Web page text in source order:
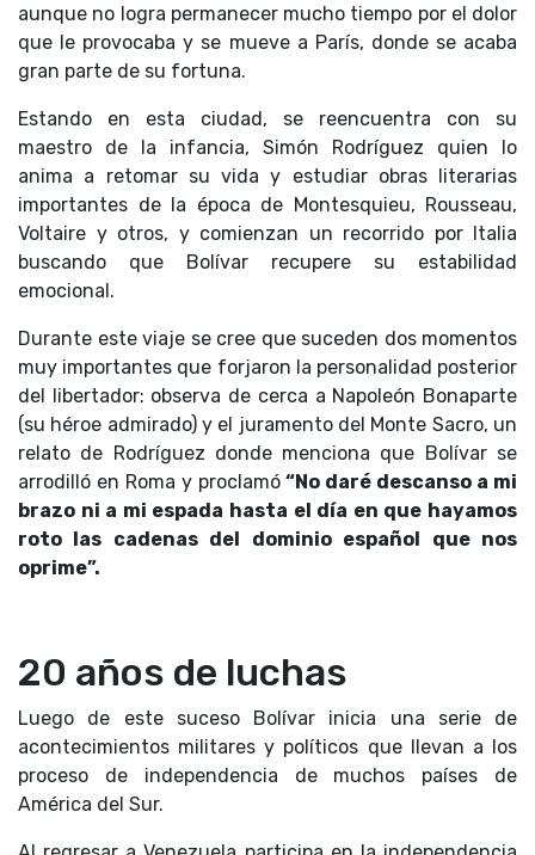
aunque no logra permanecer mucho tiempo por el dolor
que le provocaba y se mueve a París, donde se acaba
gran parte de su fortuna.
Estando en esta ciudad, se reencuentra con su
maestro de la infancia, Simón Rodríguez quien lo
anima a retomar su vida y estudiar obras literarias
importantes de la época de Montesquieu, Rousseau,
Voltaire y otros, y comienzan un recorrido por Italia
buscando que Bolívar recupere su estabilidad
emocional.
Durante este viaje se cree que suceden dos momentos
muy importantes que forjaron la personalidad posterior
del libertador: observa de cerca a Napoleón Bonaparte
(su héroe admirado) y el juramento del Monte Sacro, un
relato de Rodríguez donde menciona que Bolívar se
arrodilló en Roma y proclamó“No daré descanso a mi
brazo ni a mi espada hasta el día en que hayamos
roto las cadenas del dominio español que nos
oprime”.
20 años de luchas
Luego de este suceso Bolívar inicia una serie de
acontecimientos militares y políticos que llevan a los
proceso de independencia de muchos países de
América del Sur.